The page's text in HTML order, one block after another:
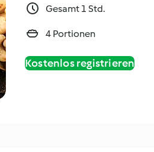
Gesamt 1 Std.
4 Portionen
Kostenlos registrieren